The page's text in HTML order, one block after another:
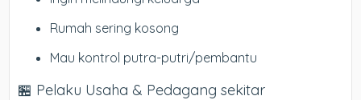
Rumah sering kosong
Mau kontrol putra-putri/pembantu
🏪 Pelaku Usaha & Pedagang sekitar